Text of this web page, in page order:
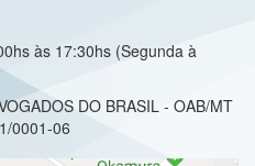
às 17:30hs (Segunda à
DO BRASIL - OAB/MT
0001-06